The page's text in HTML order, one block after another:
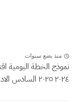
منذ بضع سنوات
نموذج الخطة اليومية
٢٠٢٤ ٢٠٢٥ السادس الادبي